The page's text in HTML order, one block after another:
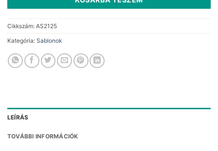
Cikkszám: AS2125
Kategória: Sablonok
LEÍRÁS
TOVÁBBI INFORMÁCIÓK